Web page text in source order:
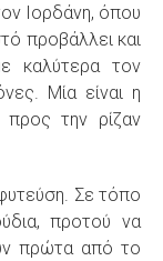
Ιορδάνη, όπου
προβάλλει και
καλύτερα τον
Μία είναι η
προς την ρίζαν
Σε τόπο
προτού να
πρώτα από το